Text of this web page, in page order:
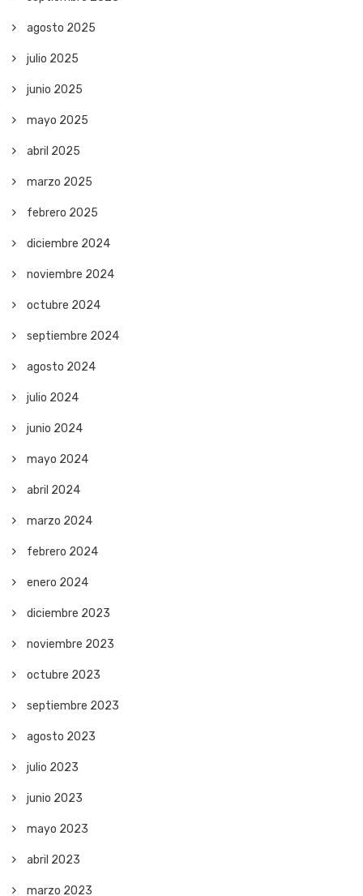
agosto 2025
julio 2025
junio 2025
mayo 2025
abril 2025
marzo 2025
febrero 2025
diciembre 2024
noviembre 2024
octubre 2024
septiembre 2024
agosto 2024
julio 2024
junio 2024
mayo 2024
abril 2024
marzo 2024
febrero 2024
enero 2024
diciembre 2023
noviembre 2023
octubre 2023
septiembre 2023
agosto 2023
julio 2023
junio 2023
mayo 2023
abril 2023
marzo 2023